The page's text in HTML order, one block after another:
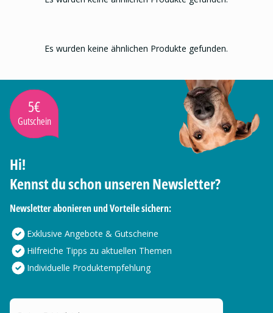
Es wurden keine ähnlichen Produkte gefunden.
5€
Gutschein
Hi!
Kennst du schon unseren Newsletter?
Newsletter abonieren und Vorteile sichern:
Exklusive Angebote & Gutscheine
Hilfreiche Tipps zu aktuellen Themen
Individuelle Produktempfehlung
Deine E-Mail Adresse